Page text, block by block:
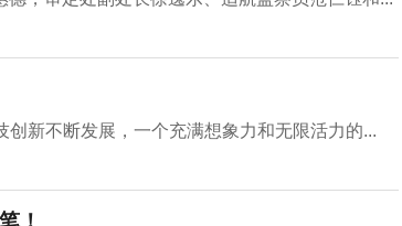
新不断发展，一个充满想象力和无限活力的...
！